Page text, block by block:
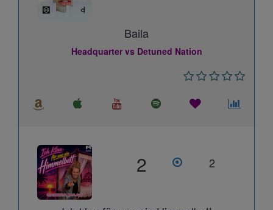
Baila
Headquarter vs Detuned Nation
2 2